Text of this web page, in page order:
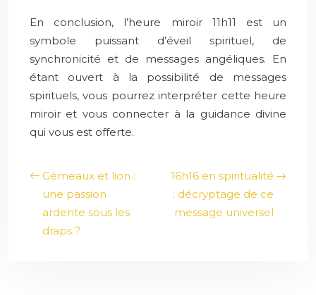
En conclusion, l’heure miroir 11h11 est un
symbole puissant d’éveil spirituel, de
synchronicité et de messages angéliques. En
étant ouvert à la possibilité de messages
spirituels, vous pourrez interpréter cette heure
miroir et vous connecter à la guidance divine
qui vous est offerte.
Gémeaux et lion :
une passion
ardente sous les
draps ?
16h16 en spiritualité
: décryptage de ce
message universel